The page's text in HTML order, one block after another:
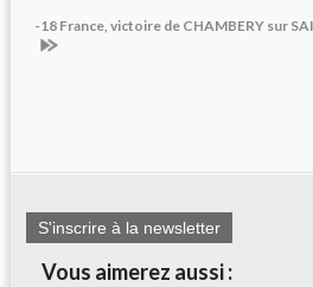
-18 France, victoire de CHAMBERY sur
S'inscrire à la newsletter
Vous aimerez aussi :